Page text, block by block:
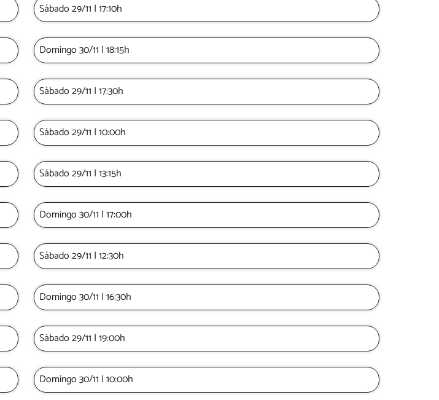
Sábado 29/11 | 17:10h
Domingo 30/11 | 18:15h
Sábado 29/11 | 17:30h
Sábado 29/11 | 10:00h
Sábado 29/11 | 13:15h
Domingo 30/11 | 17:00h
Sábado 29/11 | 12:30h
Domingo 30/11 | 16:30h
Sábado 29/11 | 19:00h
Domingo 30/11 | 10:00h